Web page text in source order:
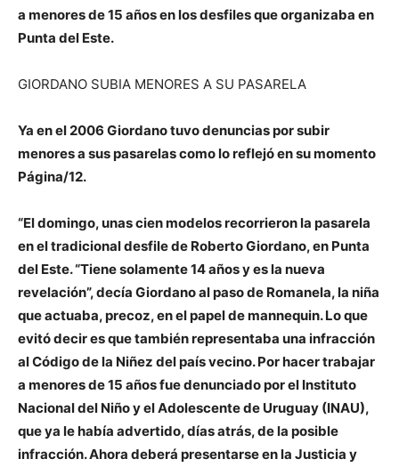
a menores de 15 años en los desfiles que organizaba en
Punta del Este.
GIORDANO SUBIA MENORES A SU PASARELA
Ya en el 2006 Giordano tuvo denuncias por subir
menores a sus pasarelas como lo reflejó en su momento
Página/12.
“El domingo, unas cien modelos recorrieron la pasarela
en el tradicional desfile de Roberto Giordano, en Punta
del Este. “Tiene solamente 14 años y es la nueva
revelación”, decía Giordano al paso de Romanela, la niña
que actuaba, precoz, en el papel de mannequin. Lo que
evitó decir es que también representaba una infracción
al Código de la Niñez del país vecino. Por hacer trabajar
a menores de 15 años fue denunciado por el Instituto
Nacional del Niño y el Adolescente de Uruguay (INAU),
que ya le había advertido, días atrás, de la posible
infracción. Ahora deberá presentarse en la Justicia y